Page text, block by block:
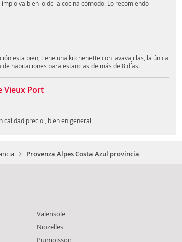
va bien lo de la cocina cómodo. Lo recomiendo
esta bien, tiene una kitchenette con lavavajillas, la única
habitaciones para estancias de más de 8 días.
Vieux Port
calidad precio , bien en general
Provenza Alpes Costa Azul provincia
Valensole
Niozelles
Puimoisson